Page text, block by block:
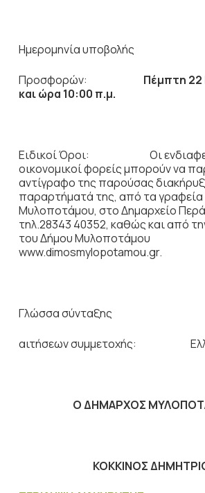
Ημερομηνία υποβολής
Προσφορών: Πέμπτη 22
και ώρα 10:00 π.μ.
Ειδικοί Όροι: Οι
οικονομικοί φορείς μπορούν να
αντίγραφο της παρούσας
παραρτήματά της, από τα γραφεία
Μυλοποτάμου, στο Δημαρχείο
τηλ.28343 40352, καθώς και από
του Δήμου Μυλοποτάμου
www.dimosmylopotamou.gr.
Γλώσσα σύνταξης
αιτήσεων συμμετοχής:
Ο ΔΗΜΑΡΧΟΣ
ΚΟΚΚΙΝΟΣ